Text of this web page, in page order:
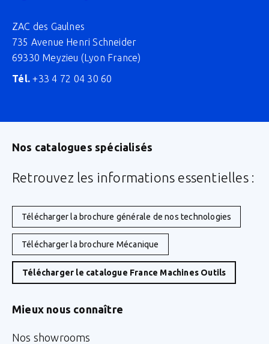
ZAC des Gaulnes
735 Avenue Henri Schneider
69330 Meyzieu (Lyon France)
Tél. +33 4 72 04 30 60
Nos catalogues spécialisés
Retrouvez les informations essentielles :
Télécharger la brochure générale de nos technologies
Télécharger la brochure Mécanique
Télécharger le catalogue France Machines Outils
Mieux nous connaître
Nos showrooms